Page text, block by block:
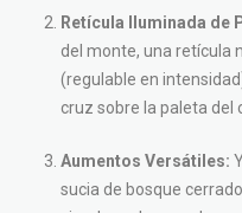
Retícula Iluminada de
del monte, una retícula
(regulable en
cruz sobre la paleta del
Aumentos Versátiles:
sucia de bosque